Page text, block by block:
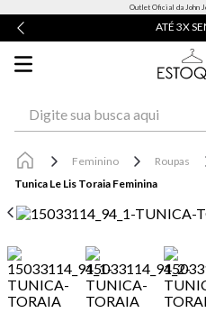
Outlet Oficial da John
ATÉ 3X
Feminino Roupas
Tunica Le Lis Toraia Feminina